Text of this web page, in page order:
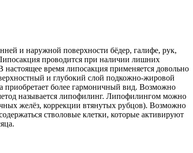
и наружной поверхности бёдер, галифе, рук,
проводится при наличии лишних
время липосакция применяется довольно
и глубокий слой подкожно-жировой
приобретает более гармоничный вид. Возможно
называется липофилинг. Липофилингом можно
желёз, коррекции втянутых рубцов). Возможно
стволовые клетки, которые активируют